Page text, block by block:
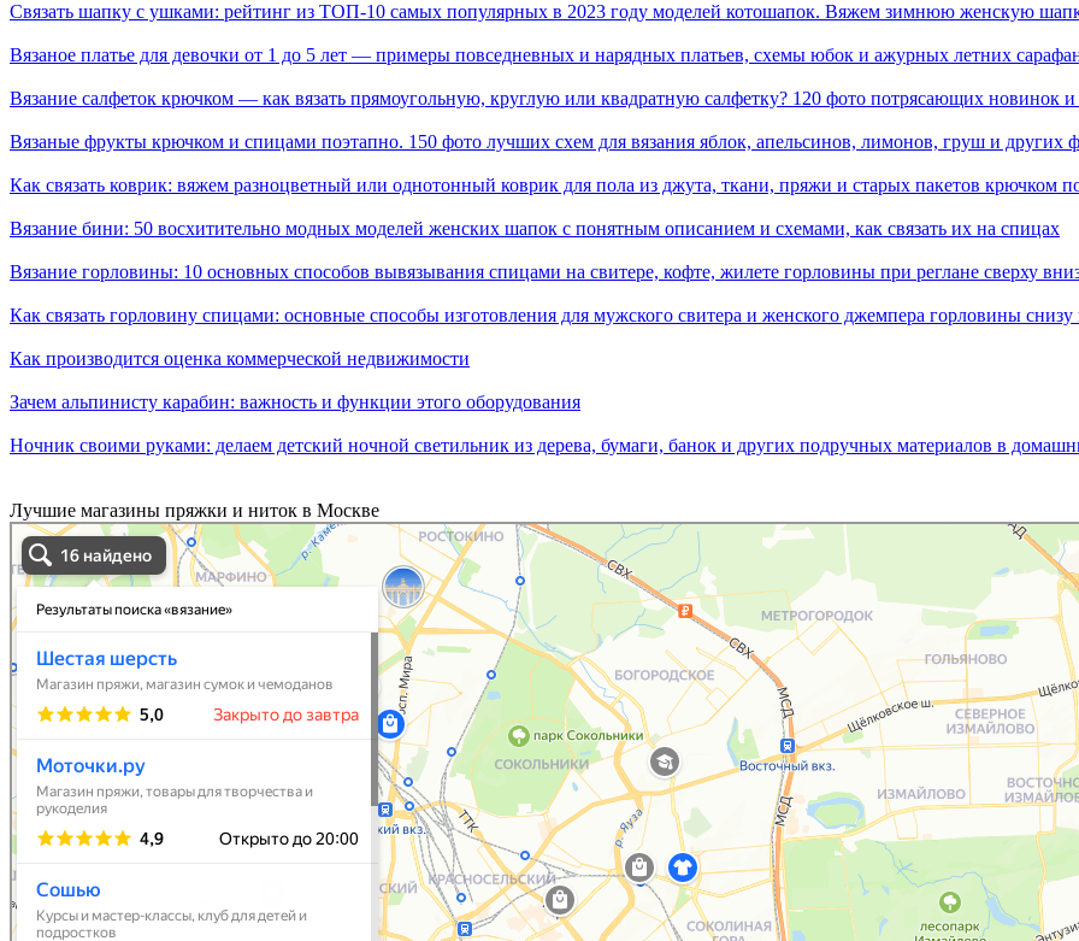
Связать шапку с ушками: рейтинг из ТОП-10 самых популярных в 2023 году моделей котошапок. Вяжем зимнюю женскую
Вязаное платье для девочки от 1 до 5 лет — примеры повседневных и нарядных платьев, схемы юбок и ажурных летних
Вязание салфеток крючком — как вязать прямоугольную, круглую или квадратную салфетку? 120 фото потрясающих новинок и
Вязаные фрукты крючком и спицами поэтапно. 150 фото лучших схем для вязания яблок, апельсинов, лимонов, груш и других
Как связать коврик: вяжем разноцветный или однотонный коврик для пола из джута, ткани, пряжи и старых пакетов крючком
Вязание бини: 50 восхитительно модных моделей женских шапок с понятным описанием и схемами, как связать их на спицах
Вязание горловины: 10 основных способов вывязывания спицами на свитере, кофте, жилете горловины при реглане сверху
Как связать горловину спицами: основные способы изготовления для мужского свитера и женского джемпера горловины снизу
Как производится оценка коммерческой недвижимости
Зачем альпинисту карабин: важность и функции этого оборудования
Ночник своими руками: делаем детский ночной светильник из дерева, бумаги, банок и других подручных материалов в
Лучшие магазины пряжки и ниток в Москве
вязание в Москве
Москва